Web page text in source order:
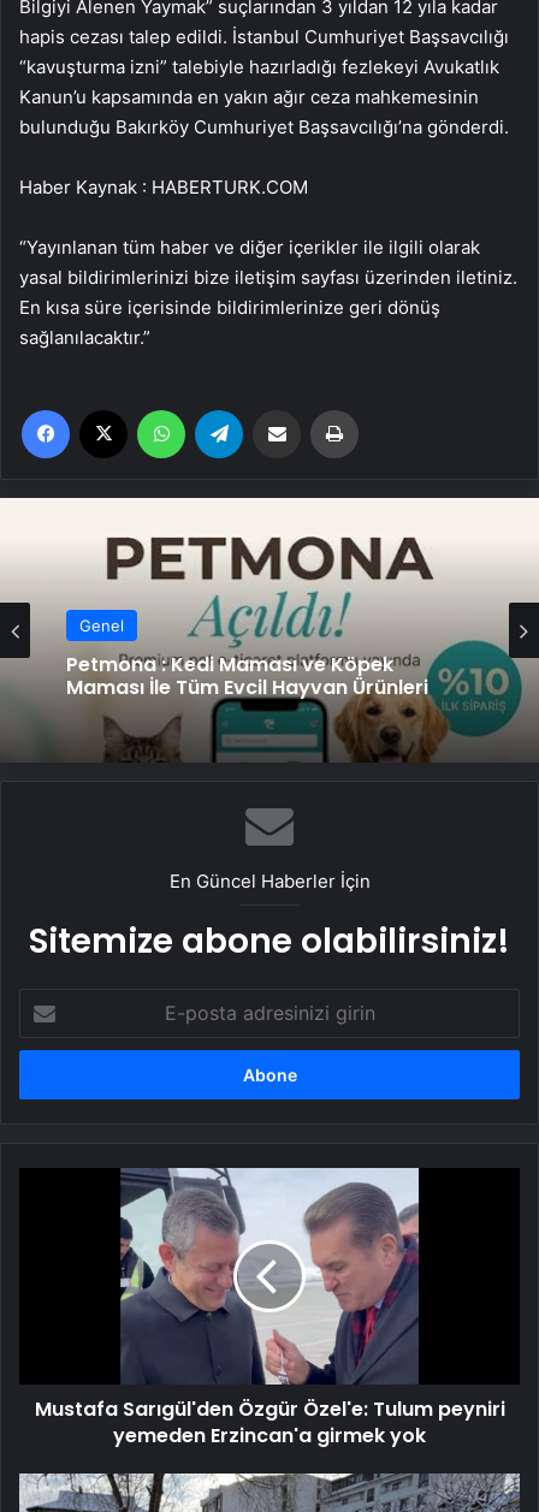
Bilgiyi Alenen Yaymak” suçlarından 3 yıldan 12 yıla kadar
hapis cezası talep edildi. İstanbul Cumhuriyet Başsavcılığı
“kavuşturma izni” talebiyle hazırladığı fezlekeyi Avukatlık
Kanun’u kapsamında en yakın ağır ceza mahkemesinin
bulunduğu Bakırköy Cumhuriyet Başsavcılığı’na gönderdi.
Haber Kaynak : HABERTURK.COM
“Yayınlanan tüm haber ve diğer içerikler ile ilgili olarak
yasal bildirimlerinizi bize iletişim sayfası üzerinden iletiniz.
En kısa süre içerisinde bildirimlerinize geri dönüş
sağlanılacaktır.”
Facebook WhatsApp Email'den paylaş
Genel
Petmona : Kedi Maması ve Köpek
Maması İle Tüm Evcil Hayvan Ürünleri
En Güncel Haberler İçin
Sitemize abone olabilirsiniz!
posta
adresinizi
girmek
yokMustafa Sarıgül'den Özgür Özel'e: Tulum peyniri
yemeden Erzincan'a girmek yok
Sondaj